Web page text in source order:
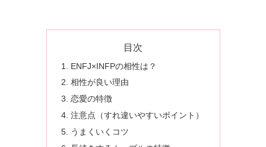
目次
ENFJ×INFPの相性は？
相性が良い理由
恋愛の特徴
注意点（すれ違いやすいポイント）
うまくいくコツ